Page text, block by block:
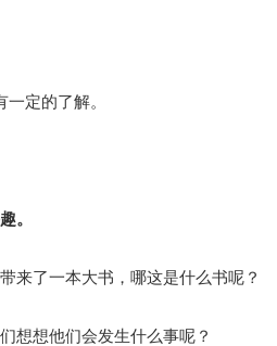
定的了解。
。
来了一本大书，哪这是什么书呢？
想想他们会发生什么事呢？